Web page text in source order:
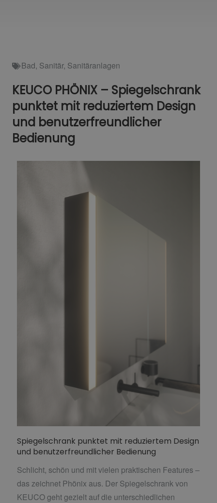
Bad, Sanitär, Sanitäranlagen
KEUCO PHÖNIX – Spiegelschrank
punktet mit reduziertem Design
und benutzerfreundlicher
Bedienung
Spiegelschrank punktet mit reduziertem Design
und benutzerfreundlicher Bedienung
Schlicht, schön und mit vielen praktischen Features –
das zeichnet Phönix aus. Der Spiegelschrank von
KEUCO geht gezielt auf die unterschiedlichen